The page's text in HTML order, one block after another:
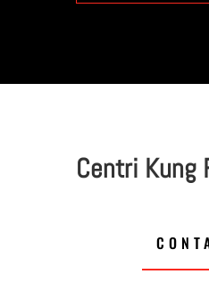
Centri Kung